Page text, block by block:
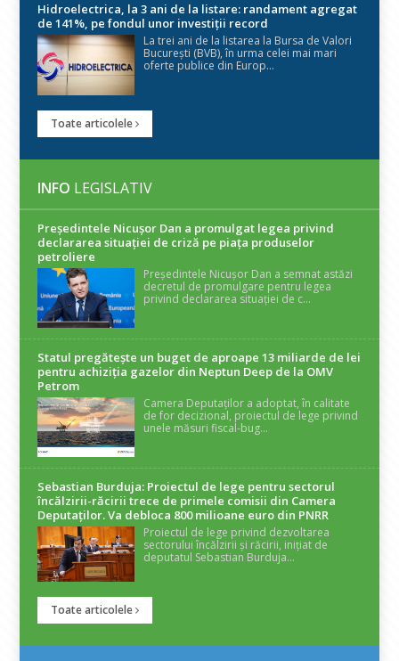
Hidroelectrica, la 3 ani de la listare: randament agregat
de 141%, pe fondul unor investiții record
La trei ani de la listarea la Bursa de Valori
București (BVB), în urma celei mai mari
oferte publice din Europ...
Toate articolele
INFO LEGISLATIV
Președintele Nicuşor Dan a promulgat legea privind
declararea situaţiei de criză pe piaţa produselor
petroliere
Președintele Nicușor Dan a semnat astăzi
decretul de promulgare pentru legea
privind declararea situației de c...
Statul pregătește un buget de aproape 13 miliarde de lei
pentru achiziția gazelor din Neptun Deep de la OMV
Petrom
Camera Deputaților a adoptat, în calitate
de for decizional, proiectul de lege privind
unele măsuri fiscal-bug...
Sebastian Burduja: Proiectul de lege pentru sectorul
încălzirii-răcirii trece de primele comisii din Camera
Deputaților. Va debloca 800 milioane euro din PNRR
Proiectul de lege privind dezvoltarea
sectorului încălzirii și răcirii, inițiat de
deputatul Sebastian Burduja...
Toate articolele